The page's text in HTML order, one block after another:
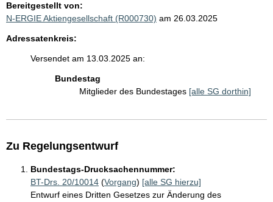
Bereitgestellt von:
N-ERGIE Aktiengesellschaft (R000730) am 26.03.2025
Adressatenkreis:
Versendet am 13.03.2025 an:
Bundestag
Mitglieder des Bundestages [alle SG dorthin]
Zu Regelungsentwurf
Bundestags-Drucksachennummer:
BT-Drs. 20/10014 (Vorgang) [alle SG hierzu]
Entwurf eines Dritten Gesetzes zur Änderung des